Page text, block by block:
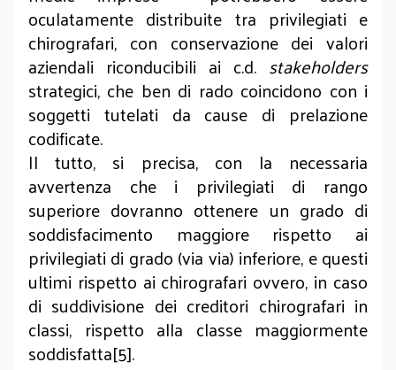
oculatamente distribuite tra privilegiati e
chirografari, con conservazione dei valori
aziendali riconducibili ai c.d. stakeholders
strategici, che ben di rado coincidono con i
soggetti tutelati da cause di prelazione
codificate.
Il tutto, si precisa, con la necessaria
avvertenza che i privilegiati di rango
superiore dovranno ottenere un grado di
soddisfacimento maggiore rispetto ai
privilegiati di grado (via via) inferiore, e questi
ultimi rispetto ai chirografari ovvero, in caso
di suddivisione dei creditori chirografari in
classi, rispetto alla classe maggiormente
soddisfatta[5].